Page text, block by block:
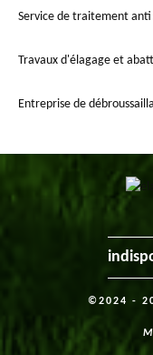
Service de traitement anti
Travaux d'élagage et
Entreprise de
©2024 -